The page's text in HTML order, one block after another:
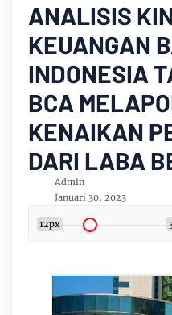
ANALISIS
KEUANGAN
INDONESIA
BCA
KENAIKAN
DARI LABA
Admin
Januari 30, 2023
12px